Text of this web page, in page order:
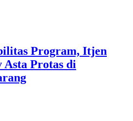
Program, Itjen
Asta Protas di